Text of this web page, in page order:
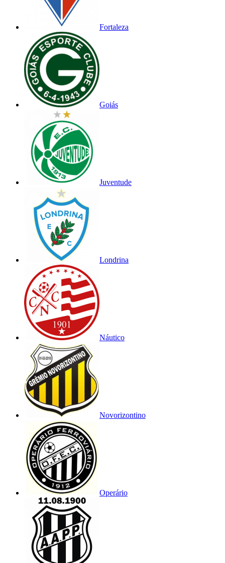
Fortaleza
Goiás
Juventude
Londrina
Náutico
Novorizontino
Operário